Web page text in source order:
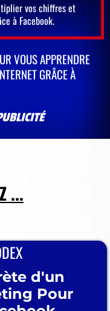
vos chiffres et
à Facebook.
VOUS APPRENDRE
GRÂCE À
...
d'un
Pour